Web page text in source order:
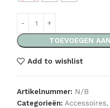
TOEVOEGEN
Add to wishlist
Artikelnummer: N/B
Categorieën: Accessoires,